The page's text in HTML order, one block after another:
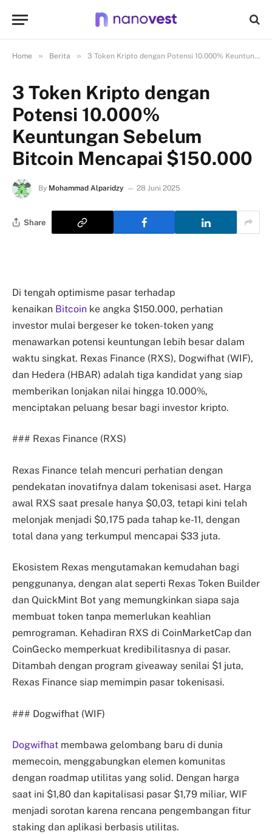
Home » Berita » 3 Token Kripto dengan Potensi 10.000% Keuntungan Sebelum Bitcoin Mencapai $150.000
3 Token Kripto dengan
Potensi 10.000%
Keuntungan Sebelum
Bitcoin Mencapai $150.000
By Mohammad Alparidzy 28 Juni 2025
Share
Di tengah optimisme pasar terhadap
kenaikan Bitcoin ke angka $150.000, perhatian
investor mulai bergeser ke token-token yang
menawarkan potensi keuntungan lebih besar dalam
waktu singkat. Rexas Finance (RXS), Dogwifhat (WIF),
dan Hedera (HBAR) adalah tiga kandidat yang siap
memberikan lonjakan nilai hingga 10.000%,
menciptakan peluang besar bagi investor kripto.
### Rexas Finance (RXS)
Rexas Finance telah mencuri perhatian dengan
pendekatan inovatifnya dalam tokenisasi aset. Harga
awal RXS saat presale hanya $0,03, tetapi kini telah
melonjak menjadi $0,175 pada tahap ke-11, dengan
total dana yang terkumpul mencapai $33 juta.
Ekosistem Rexas mengutamakan kemudahan bagi
penggunanya, dengan alat seperti Rexas Token Builder
dan QuickMint Bot yang memungkinkan siapa saja
membuat token tanpa memerlukan keahlian
pemrograman. Kehadiran RXS di CoinMarketCap dan
CoinGecko memperkuat kredibilitasnya di pasar.
Ditambah dengan program giveaway senilai $1 juta,
Rexas Finance siap memimpin pasar tokenisasi.
### Dogwifhat (WIF)
Dogwifhat membawa gelombang baru di dunia
memecoin, menggabungkan elemen komunitas
dengan roadmap utilitas yang solid. Dengan harga
saat ini $1,80 dan kapitalisasi pasar $1,79 miliar, WIF
menjadi sorotan karena rencana pengembangan fitur
staking dan aplikasi berbasis utilitas.